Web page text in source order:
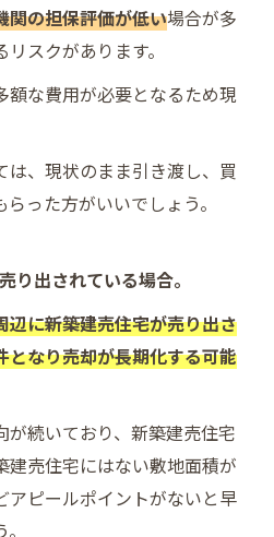
関の担保評価が低い場合が多
スクがあります。
額な費用が必要となるため現
は、現状のまま引き渡し、買
った方がいいでしょう。
り出されている場合。
辺に新築建売住宅が売り出さ
となり売却が長期化する可能
続いており、新築建売住宅
建売住宅にはない敷地面積が
アピールポイントがないと早